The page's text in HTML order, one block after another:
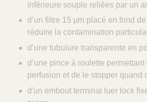
inférieure souple reliées par un
d’un filtre 15 µm placé en fond
réduire la contamination
d’une tubulure transparente en
d’une pince à roulette
perfusion et de le stopper quand
d'un embout terminal luer lock